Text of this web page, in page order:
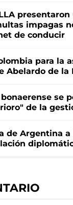
impagas
de conducir
para la
Abelardo de la
se
de la
de Argentina a